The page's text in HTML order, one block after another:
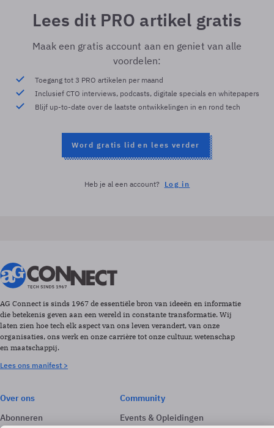
Lees dit PRO artikel gratis
Maak een gratis account aan en geniet van alle
voordelen:
Toegang tot 3 PRO artikelen per maand
Inclusief CTO interviews, podcasts, digitale specials en whitepapers
Blijf up-to-date over de laatste ontwikkelingen in en rond tech
Word gratis lid en lees verder
Heb je al een account? Log in
AG Connect is sinds 1967 de essentiële bron van ideeën en informatie
die betekenis geven aan een wereld in constante transformatie. Wij
laten zien hoe tech elk aspect van ons leven verandert, van onze
organisaties, ons werk en onze carrière tot onze cultuur, wetenschap
en maatschappij.
Lees ons manifest >
Over ons
Abonneren
Community
Events & Opleidingen